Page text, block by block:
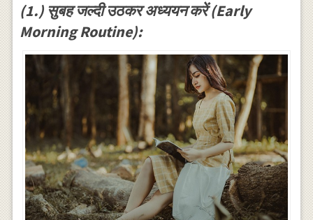
(1.) सुबह जल्दी उठकर अध्ययन करें (Early
Morning Routine):